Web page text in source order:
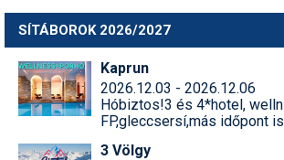
SÍTÁBOROK 2026/2027
Kaprun
2026.12.03 - 2026.12.06
Hóbiztos!3 és 4*hotel, welln
FP,gleccsersí,más időpont is
3 Völgy